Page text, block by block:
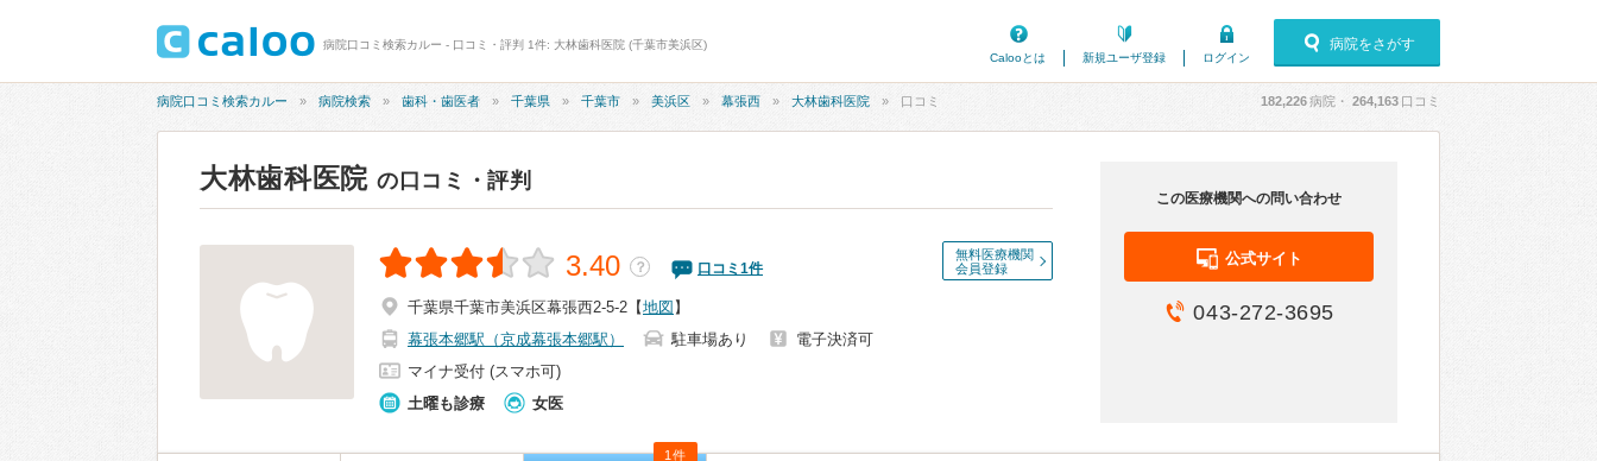
病院口コミ検索カルー - 口コミ・評判 1件: 大林歯科医院 (千葉市美浜区)
Calooとは
新規ユーザ登録 ログイン
病院をさがす
病院口コミ検索カルー 病院検索 歯科・歯医者 千葉県 千葉市 美浜区 幕張西 大林歯科医院 口コミ 182,226病院・ 264,163 口コミ
大林歯科医院 の口コミ・評判
無料医療機関
会員登録
3.40 ？ 口コミ 1件
千葉県千葉市美浜区幕張西2-5-2 【地図 】
幕張本郷駅（京成幕張本郷駅）
駐車場あり
電子決済可
マイナ受付 (スマホ可)
土曜も診療
女医
この医療機関への問い合わせ
公式サイト
043-272-3695
1件